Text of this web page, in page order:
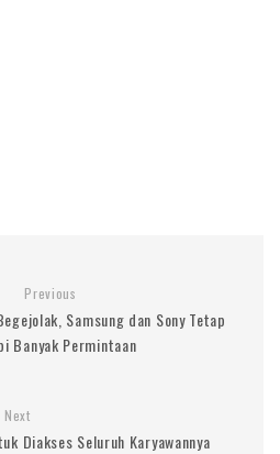
Previous
Samsung dan Sony Tetap
Banyak Permintaan
Next
Diakses Seluruh Karyawannya